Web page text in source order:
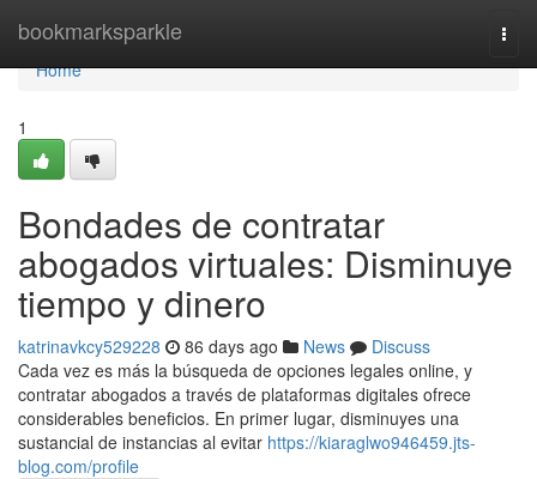
bookmarksparkle
Home
Home
1
Bondades de contratar
abogados virtuales: Disminuye
tiempo y dinero
katrinavkcy529228 86 days ago News
Discuss
Cada vez es más la búsqueda de opciones legales online, y
contratar abogados a través de plataformas digitales ofrece
considerables beneficios. En primer lugar, disminuyes una
sustancial de instancias al evitar https://kiaraglwo946459.jts-
blog.com/profile